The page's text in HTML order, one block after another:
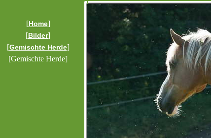
[Home]
[Bilder]
[Gemischte Herde]
[Gemischte Herde]